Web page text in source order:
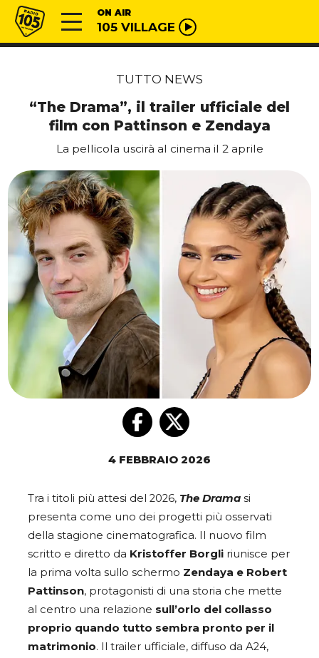
Vai al contenuto
Radio 105 ON AIR
105 VILLAGE
TUTTO NEWS
“The Drama”, il trailer ufficiale del
film con Pattinson e Zendaya
La pellicola uscirà al cinema il 2 aprile
4 FEBBRAIO 2026
Tra i titoli più attesi del 2026, The Drama si
presenta come uno dei progetti più osservati
della stagione cinematografica. Il nuovo film
scritto e diretto da Kristoffer Borgli riunisce per
la prima volta sullo schermo Zendaya e Robert
Pattinson, protagonisti di una storia che mette
al centro una relazione sull’orlo del collasso
proprio quando tutto sembra pronto per il
matrimonio. Il trailer ufficiale, diffuso da A24,